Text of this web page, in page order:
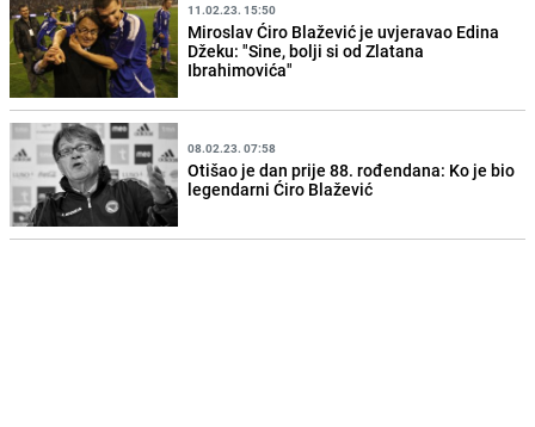
11.02.23. 15:50
Miroslav Ćiro Blažević je uvjeravao Edina
Džeku: "Sine, bolji si od Zlatana
Ibrahimovića"
08.02.23. 07:58
Otišao je dan prije 88. rođendana: Ko je bio
legendarni Ćiro Blažević